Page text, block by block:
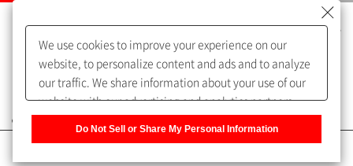
よくあるご質問（FAQ）
We use cookies to improve your experience on our
website, to personalize content and ads and to analyze
our traffic. We share information about your use of our
website with our advertising and analytics partners,
Do Not Sell or Share My Personal Information